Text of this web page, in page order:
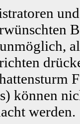
können
werden.